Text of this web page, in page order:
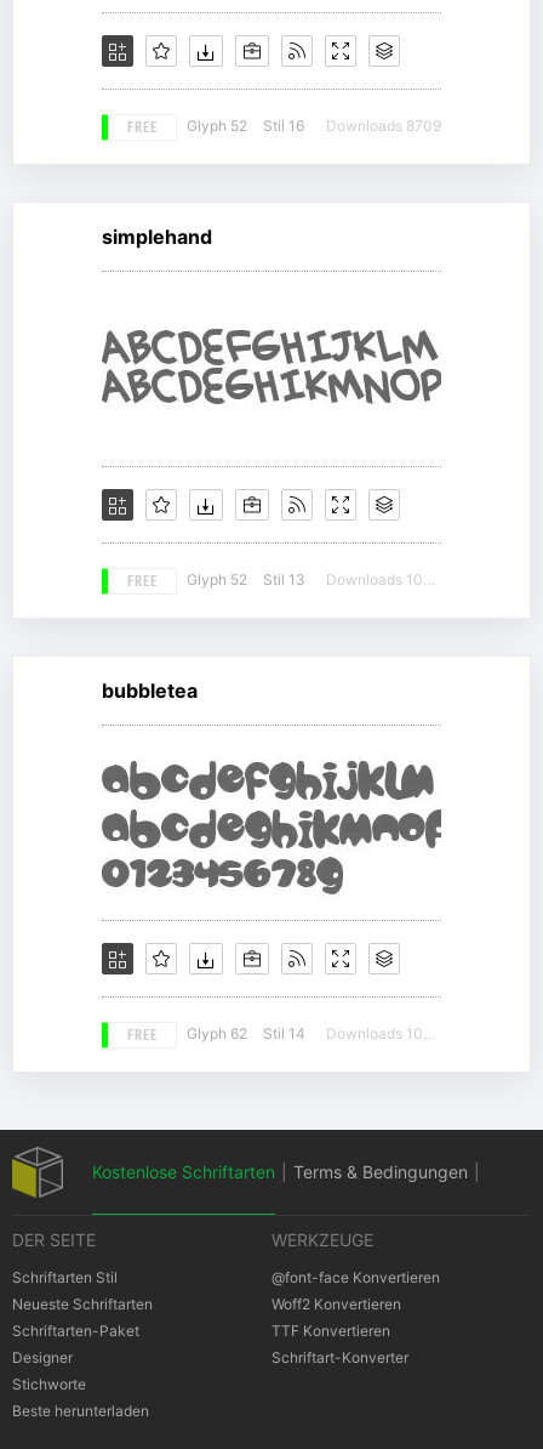
FREE Glyph 52 Stil 16 Downloads 8709
simplehand
FREE Glyph 52 Stil 13 Downloads 10503
bubbletea
FREE Glyph 62 Stil 14 Downloads 10836
Kostenlose Schriftarten Terms & Bedingungen
Cookies Bestimmungen | Urheberrechte
DER SEITE
Schriftarten Stil
Neueste Schriftarten
Schriftarten-Paket
Designer
Stichworte
Beste herunterladen
WERKZEUGE
@font-face Konvertieren
Woff2 Konvertieren
TTF Konvertieren
Schriftart-Konverter